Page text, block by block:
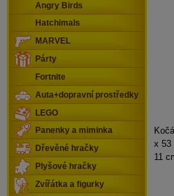
x 53
11
Angry Birds
Hatchimals
MARVEL
Párty
Fortnite
Auta+dopravní prostředky
LEGO
Panenky a miminka
Dřevěné hračky
Plyšové hračky
Zvířátka a figurky